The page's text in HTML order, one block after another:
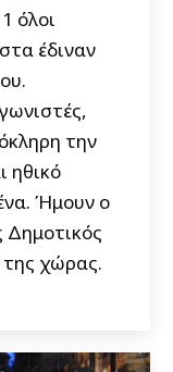
όλοι
έδιναν
την
ηθικό
Ήμουν ο
Δημοτικός
χώρας.